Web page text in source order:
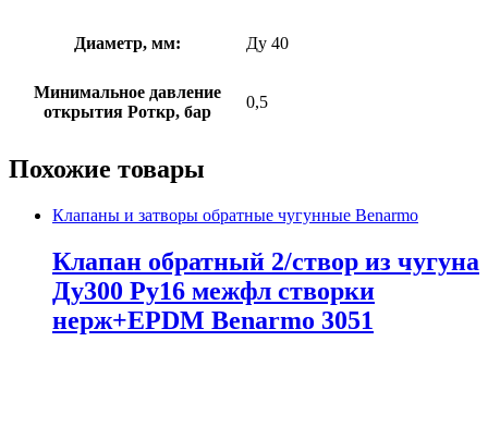
Диаметр, мм: Ду 40
Минимальное давление
открытия Роткр, бар
0,5
Похожие товары
Клапаны и затворы обратные чугунные Benarmo
Клапан обратный 2/створ из чугуна
Ду300 Ру16 межфл створки
нерж+EPDM Benarmo 3051